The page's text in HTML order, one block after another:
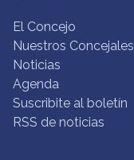
El Concejo
Nuestros Concejales
Noticias
Agenda
Suscribite al boletín
RSS de noticias